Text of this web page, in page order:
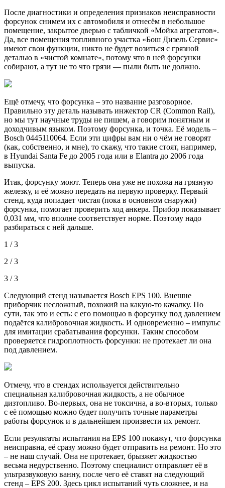
После диагностики и определения признаков неисправности
форсунок снимем их с автомобиля и отнесём в небольшое
помещение, закрытое дверью с табличкой «Мойка агрегатов».
Да, все помещения топливного участка «Бош Дизель Сервис»
имеют свои функции, никто не будет возиться с грязной
деталью в «чистой комнате», потому что в ней форсунки
собирают, а тут не то что грязи — пыли быть не должно.
Ещё отмечу, что форсунка – это название разговорное.
Правильно эту деталь называть инжектор CR (Common Rail),
но мы тут научные труды не пишем, а говорим понятным и
доходчивым языком. Поэтому форсунка, и точка. Её модель –
Bosch 0445110064. Если эти цифры вам ни о чём не говорят
(как, собственно, и мне), то скажу, что такие стоят, например,
в Hyundai Santa Fe до 2005 года или в Elantra до 2006 года
выпуска.
Итак, форсунку моют. Теперь она уже не похожа на грязную
железку, и её можно передать на первую проверку. Первый
стенд, куда попадает чистая (пока в основном снаружи)
форсунка, помогает проверить ход анкера. Прибор показывает
0,031 мм, что вполне соответствует норме. Поэтому надо
разбираться с ней дальше.
1 / 3
2 / 3
3 / 3
Следующий стенд называется Bosch EPS 100. Внешне
приборчик несложный, похожий на какую-то качалку. По
сути, так это и есть: с его помощью в форсунку под давлением
подаётся калибровочная жидкость. И одновременно – импульс
для имитации срабатывания форсунки. Таким способом
проверяется гидроплотность форсунки: не протекает ли она
под давлением.
Отмечу, что в стендах используется действительно
специальная калибровочная жидкость, а не обычное
дизтопливо. Во-первых, она не токсична, а во-вторых, только
с её помощью можно будет получить точные параметры
работы форсунок и в дальнейшем произвести их ремонт.
Если результаты испытания на EPS 100 покажут, что форсунка
неисправна, её сразу можно будет отправить на ремонт. Но это
– не наш случай. Она не протекает, брызжет жидкостью
весьма недурственно. Поэтому специалист отправляет её в
ультразвуковую ванну, после чего её ставят на следующий
стенд – EPS 200. Здесь цикл испытаний чуть сложнее, и на